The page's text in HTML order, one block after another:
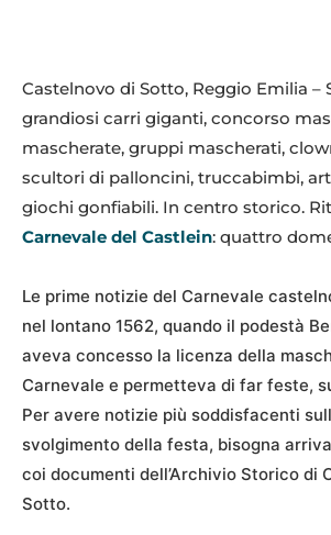
Castelnovo di Sotto, Reggio Emilia –
grandiosi carri giganti, concorso
mascherate, gruppi mascherati,
scultori di palloncini, truccabimbi,
giochi gonfiabili. In centro storico.
Carnevale del Castlein: quattro
Le prime notizie del Carnevale
nel lontano 1562, quando il podestà
aveva concesso la licenza della
Carnevale e permetteva di far feste,
Per avere notizie più soddisfacenti
svolgimento della festa, bisogna
coi documenti dell’Archivio Storico di
Sotto.